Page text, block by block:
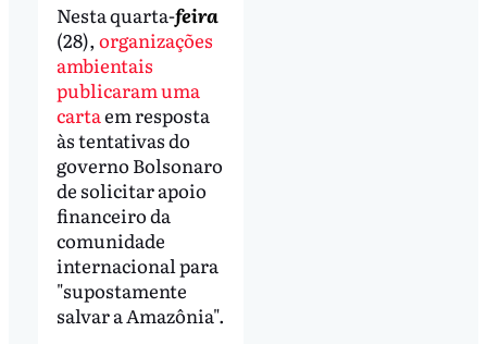
Nesta quarta-feira
(28), organizações
ambientais
publicaram uma
cartaem resposta
às tentativas do
governo Bolsonaro
de solicitar apoio
financeiro da
comunidade
internacional para
"supostamente
salvar a Amazônia".